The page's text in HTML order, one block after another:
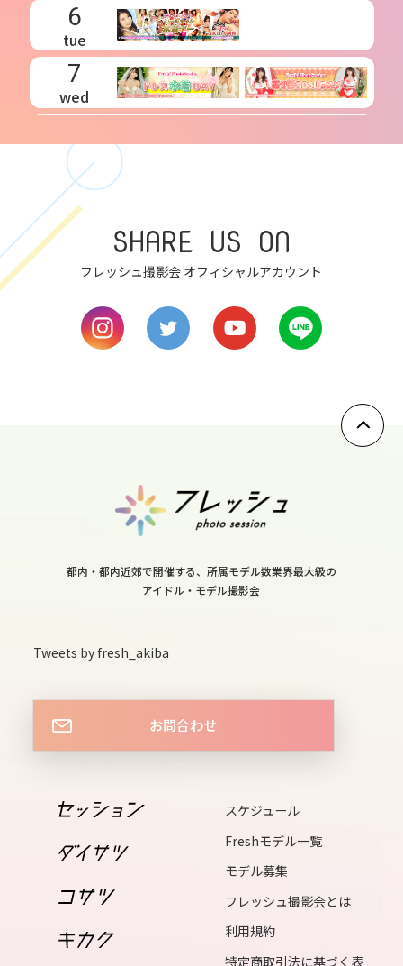
6
tue
7
wed
8
thu
9
10
11
15
thu
sat
18
sun
mon
20
21
wed
SHARE US ON
フレッシュ撮影会 オフィシャルアカウント
都内・都内近郊で開催する、所属モデル数業界最大級の
アイドル・モデル撮影会
Tweets by fresh_akiba
お問合わせ
スケジュール
Freshモデル一覧
モデル募集
フレッシュ撮影会とは
利用規約
特定商取引法に基づく表